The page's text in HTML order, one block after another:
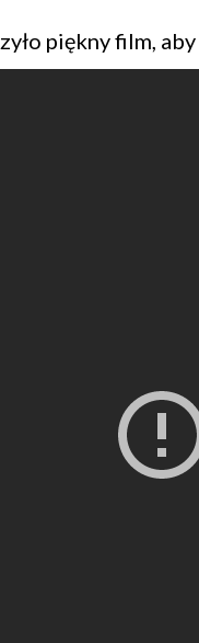
piękny film,